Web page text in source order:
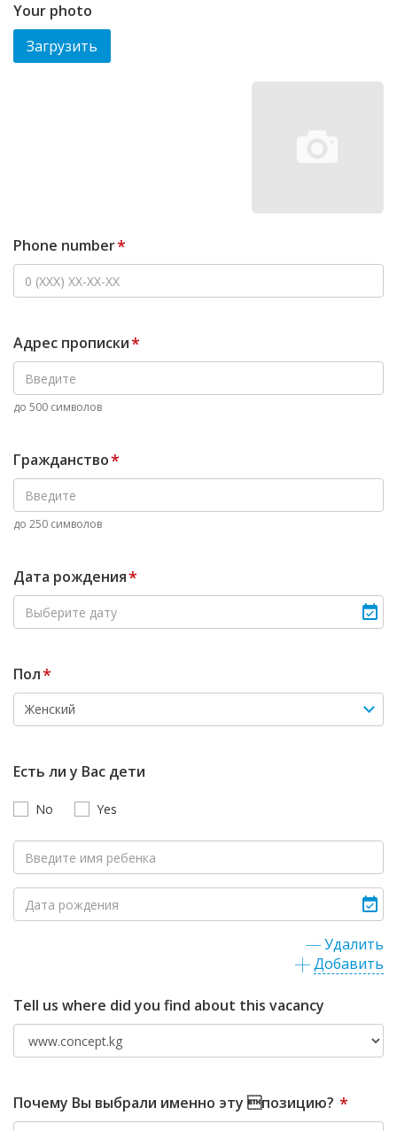
Your photo
Загрузить
Phone number*
Адрес прописки*
до 500 символов
Гражданство*
до 250 символов
Дата рождения*
Пол*
Есть ли у Вас дети
No Yes
Удалить
Добавить
Tell us where did you find about this vacancy
Почему Вы выбрали именно эту позицию? *